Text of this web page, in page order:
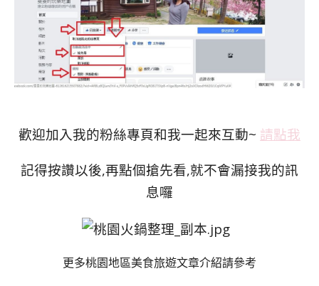
歡迎加入我的粉絲專頁和我一起來互動~ 請點我
記得按讚以後,再點個搶先看,就不會漏接我的訊
息囉
更多桃園地區美食旅遊文章介紹請參考